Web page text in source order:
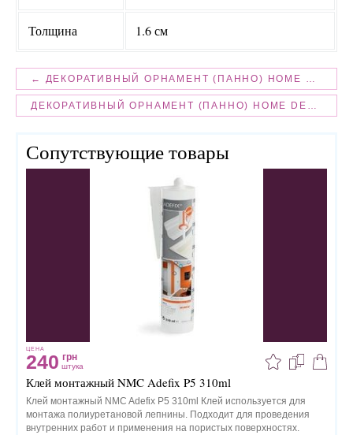
Толщина 1.6 см
Сопутствующие товары
ЦЕНА
240 грн
штука
Клей монтажный NMC Adefix P5 310ml
Клей монтажный NMC Adefix P5 310ml Клей используется для
монтажа полиуретановой лепнины. Подходит для проведения
внутренних работ и применения на пористых поверхностях.